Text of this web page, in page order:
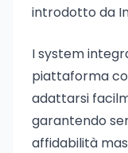
introdotto da
I system
piattaforma
adattarsi
garantendo
affidabilità